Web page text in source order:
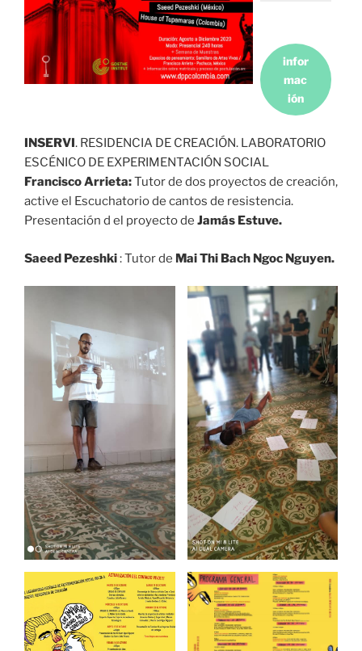
infor
mac
ión
INSERVI . RESIDENCIA DE CREACIÓN. LABORATORIO
ESCÉNICO DE EXPERIMENTACIÓN SOCIAL
Francisco Arrieta:Tutor de dos proyectos de creación,
active el Escuchatorio de cantos de resistencia.
Presentación d el proyecto de Jamás Estuve.
Saeed Pezeshki: Tutor de Mai Thi Bach Ngoc Nguyen.